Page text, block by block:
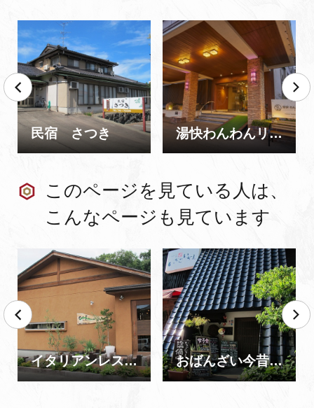
民宿 さつき 湯快わんわんリゾート片山津（閉館）
このページを見ている人は、
こんなページも見ています
イタリアンレストラン カーサ フォルトゥーナ（閉店） おばんざい今昔 いちごいちえ